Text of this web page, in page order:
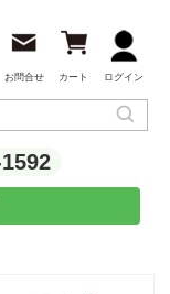
お問合せ カート ログイン